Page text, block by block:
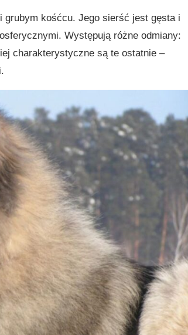
i grubym kośćcu. Jego sierść jest gęsta i
Występują różne odmiany:
charakterystyczne są te ostatnie –